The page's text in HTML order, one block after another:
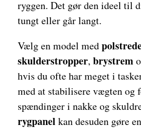
ryggen. Det gør den ideel til
tungt eller går langt.
Vælg en model med
skulderstropper, brystrem
hvis du ofte har meget i
med at stabilisere vægten og
spændinger i nakke og
rygpanel kan desuden gøre